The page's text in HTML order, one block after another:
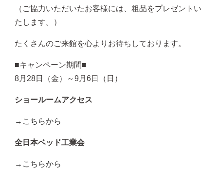
（ご協力いただいたお客様には、粗品をプレゼントい
たします。）
たくさんのご来館を心よりお待ちしております。
■キャンペーン期間■
8月28日（金）～9月6日（日）
ショールームアクセス
→こちらから
全日本ベッド工業会
→こちらから